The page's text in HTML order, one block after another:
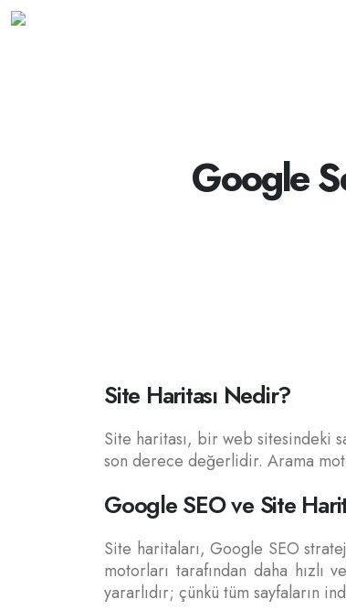
Google
Site Haritası Nedir?
Site haritası, bir web sitesindeki
son derece değerlidir. Arama
Google SEO ve Site
Site haritaları, Google SEO
motorları tarafından daha
yararlıdır; çünkü tüm sayfaların